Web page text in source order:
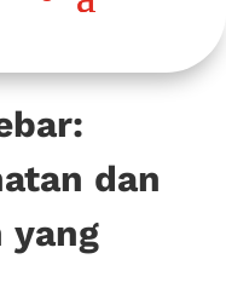
dan
yang